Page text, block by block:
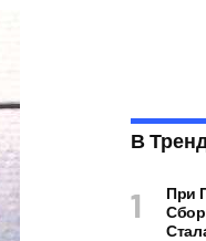
В
При